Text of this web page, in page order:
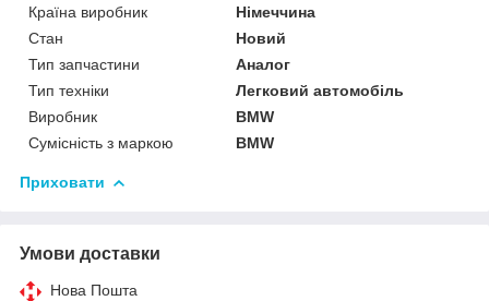
Країна виробник
Німеччина
Стан
Новий
Тип запчастини
Аналог
Тип техніки
Легковий автомобіль
Виробник
BMW
Сумісність з маркою
BMW
Приховати
Умови доставки
Нова Пошта